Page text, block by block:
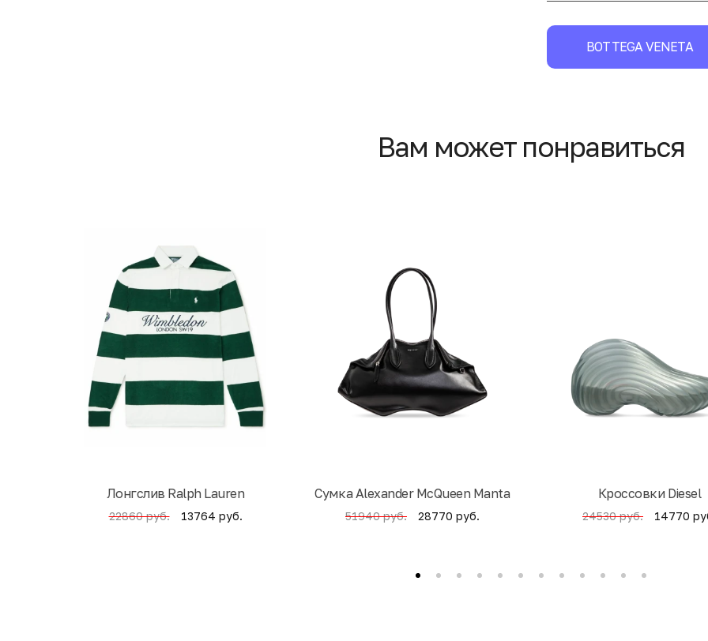
BOTTEGA VENETA
Вам может понравиться
Лонгслив Ralph Lauren
22860 руб. 13764 руб.
Cумка Alexander McQueen Manta
51940 руб. 28770 руб.
Кроссовки Diesel
24530 руб. 14770